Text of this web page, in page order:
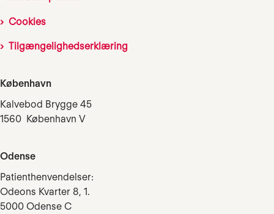
Cookies
Tilgængelighedserklæring
København
Kalvebod Brygge 45
1560 København V
Odense
Patienthenvendelser:
Odeons Kvarter 8, 1.
5000 Odense C